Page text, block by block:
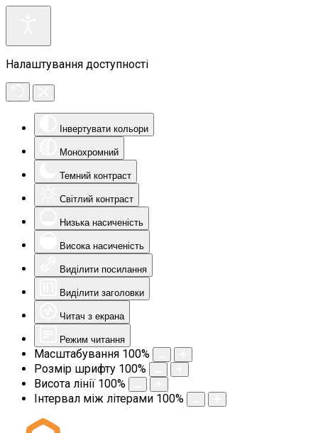
Налаштування доступності
Інвертувати кольори
Монохромний
Темний контраст
Світлий контраст
Низька насиченість
Висока насиченість
Виділити посилання
Виділити заголовки
Читач з екрана
Режим читання
Масштабування 100%
Розмір шрифту 100%
Висота лінії 100%
Інтервал між літерами 100%